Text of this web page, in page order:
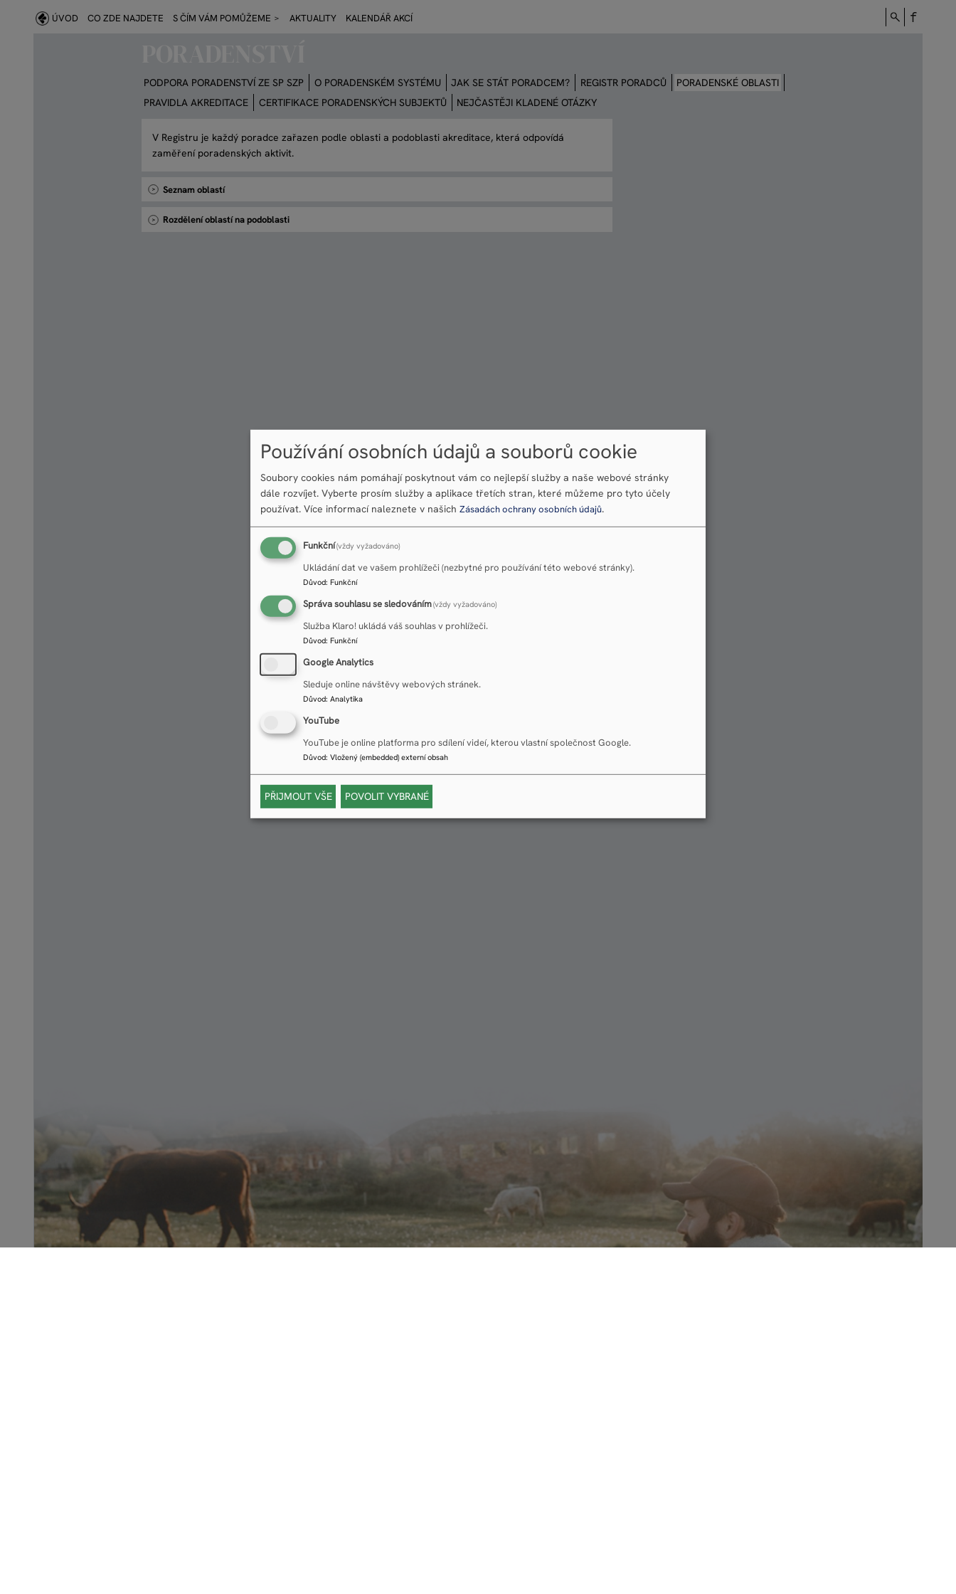
ÚVOD CO ZDE NAJDETE S ČÍM VÁM POMŮŽEME AKTUALITY KALENDÁŘ AKCÍ
PODPORA PORADENSTVÍ ZE SP SZP O PORADENSKÉM SYSTÉMU JAK SE STÁT PORADCEM? REGISTR PORADCŮ
PORADENSKÉ OBLASTI
PRAVIDLA AKREDITACE
CERTIFIKACE PORADENSKÝCH SUBJEKTŮ NEJČASTĚJI KLADENÉ OTÁZKY
V Registru je každý poradce zařazen podle oblasti a podoblasti akreditace, která odpovídá
zaměření poradenských aktivit.
Seznam oblastí
Rozdělení oblastí na podoblasti
Používání osobních údajů a souborů cookie
Soubory cookies nám pomáhají poskytnout vám co nejlepší služby a naše webové stránky
dále rozvíjet. Vyberte prosím služby a aplikace třetích stran, které můžeme pro tyto účely
používat. Více informací naleznete v našich Zásadách ochrany osobních údajů.
Funkční(vždy vyžadováno)
Ukládání dat ve vašem prohlížeči (nezbytné pro používání této webové stránky).
Důvod: Funkční
Správa souhlasu se sledováním(vždy vyžadováno)
Služba Klaro! ukládá váš souhlas v prohlížeči.
Důvod: Funkční
Google Analytics
Sleduje online návštěvy webových stránek.
Důvod: Analytika
YouTube
YouTube je online platforma pro sdílení videí, kterou vlastní společnost Google.
Důvod: Vložený (embedded) externí obsah
POVOLIT VYBRANÉ
PŘIJMOUT VŠE